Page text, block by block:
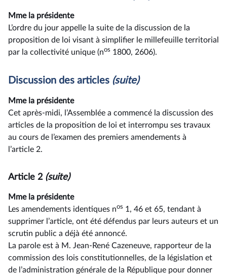
Mme la présidente
L’ordre du jour appelle la suite de la discussion de la
proposition de loi visant à simplifier le millefeuille territorial
par la collectivité unique (nos 1800, 2606).
Discussion des articles (suite)
Mme la présidente
Cet après-midi, l’Assemblée a commencé la discussion des
articles de la proposition de loi et interrompu ses travaux
au cours de l’examen des premiers amendements à
l’article 2.
Article 2(suite)
Mme la présidente
Les amendements identiques nos 1, 46 et 65, tendant à
supprimer l’article, ont été défendus par leurs auteurs et un
scrutin public a déjà été annoncé.
La parole est à M. Jean-René Cazeneuve, rapporteur de la
commission des lois constitutionnelles, de la législation et
de l’administration générale de la République pour donner